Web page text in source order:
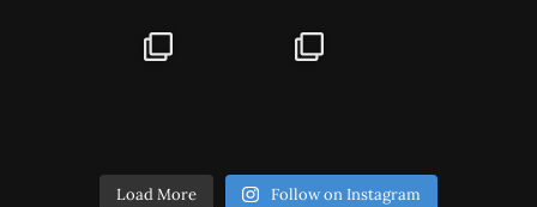
Load More Follow on Instagram